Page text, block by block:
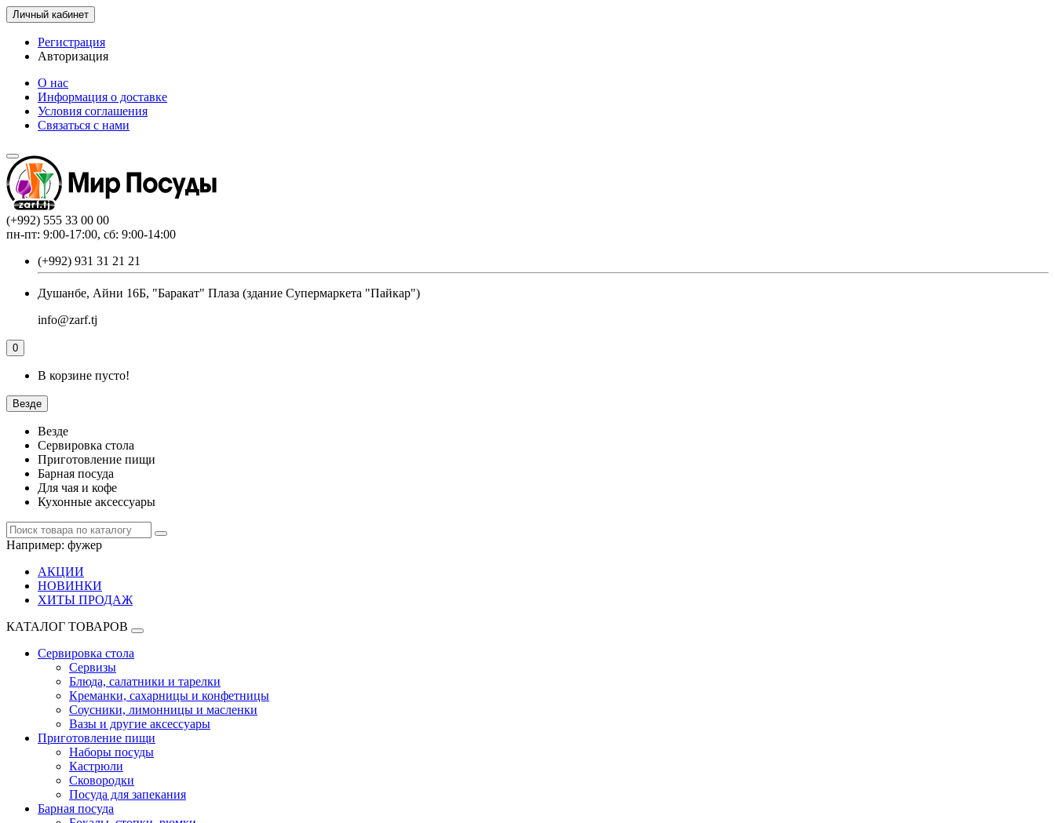
Личный кабинет
Регистрация
Авторизация
О нас
Информация о доставке
Условия соглашения
Связаться с нами
(+992) 555 33 00 00
пн-пт: 9:00-17:00, сб: 9:00-14:00
(+992) 931 31 21 21
Душанбе, Айни 16Б, "Баракат" Плаза (здание Супермаркета "Пайкар")
info@zarf.tj
0
В корзине пусто!
Везде
Везде
Сервировка стола
Приготовление пищи
Барная посуда
Для чая и кофе
Кухонные аксессуары
Например: фужер
АКЦИИ
НОВИНКИ
ХИТЫ ПРОДАЖ
КАТАЛОГ ТОВАРОВ
Сервировка стола
Сервизы
Блюда, салатники и тарелки
Креманки, сахарницы и конфетницы
Соусники, лимонницы и масленки
Вазы и другие аксессуары
Приготовление пищи
Наборы посуды
Кастрюли
Сковородки
Посуда для запекания
Барная посуда